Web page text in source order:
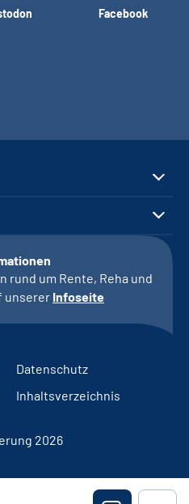
Facebook
rund um Rente, Reha und
unserer Infoseite
Datenschutz
Inhaltsverzeichnis
2026